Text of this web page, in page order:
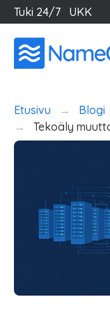
Tuki 24/7 UKK
Etusivu
Blogi
Tekoäly